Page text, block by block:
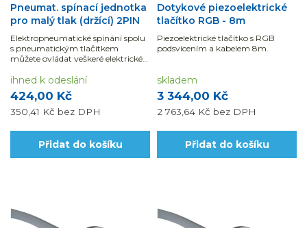
Pneumat. spínací jednotka
pro malý tlak (držící) 2PIN
Elektropneumatické spínání spolu
s pneumatickým tlačítkem
můžete ovládat veškeré elektrické
424,00 Kč
350,41 Kč bez DPH
ihned k odeslání
Přidat do košíku
Dotykové piezoelektrické
tlačítko RGB - 8m
Piezoelektrické tlačítko s RGB
podsvícením a kabelem 8m.
3 344,00 Kč
2 763,64 Kč bez DPH
skladem
Přidat do košíku